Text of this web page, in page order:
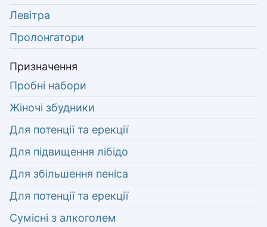
Левітра
Пролонгатори
Призначення
Пробні набори
Жіночі збудники
Для потенції та ерекції
Для підвищення лібідо
Для збільшення пеніса
Для потенції та ерекції
Сумісні з алкоголем